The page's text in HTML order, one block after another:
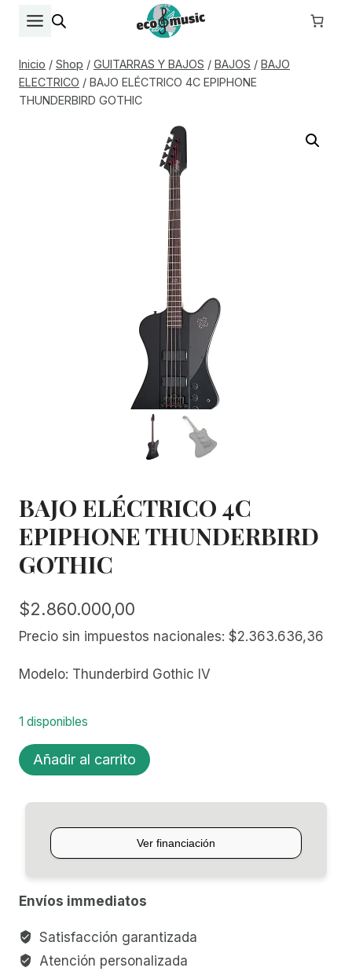
Inicio / Shop / GUITARRAS Y BAJOS / BAJOS / BAJO
ELECTRICO / BAJO ELÉCTRICO 4C EPIPHONE
THUNDERBIRD GOTHIC
BAJO ELÉCTRICO 4C
EPIPHONE THUNDERBIRD
GOTHIC
$2.860.000,00
Precio sin impuestos nacionales: $2.363.636,36
Modelo: Thunderbird Gothic IV
1 disponibles
BAJO
ELÉCTRICO
THUNDERBIRD
GOTHIC
cantidad
Añadir al carrito
Envíos immediatos
Satisfacción garantizada
Atención personalizada